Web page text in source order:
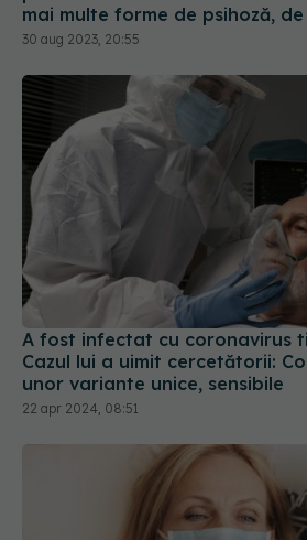
mai multe forme de psihoză,
accelerare a unor fenomene
30 aug 2023, 20:55
A fost infectat cu coronavirus
Cazul lui a uimit cercetătorii:
unor variante unice, sensibile
22 apr 2024, 08:51